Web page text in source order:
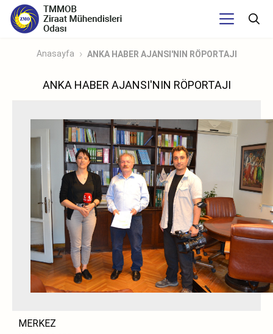
Anasayfa ANKA HABER AJANSI'NIN RÖPORTAJI
ANKA HABER AJANSI'NIN RÖPORTAJI
MERKEZ